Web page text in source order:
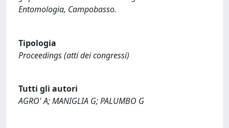
Entomologia, Campobasso.
Tipologia
Proceedings (atti dei congressi)
Tutti gli autori
AGRO' A; MANIGLIA G; PALUMBO G